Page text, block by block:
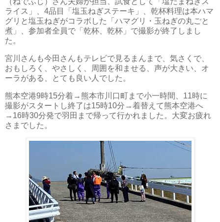
ライス」、4品目「塩玉ねぎステーキ」、乾杯料理は本ハマ
グリと塩玉ねぎがコラボした「ハマグリ・玉ねぎの丸ごと
煮」、参加者全員で「乾杯、乾杯」で撮影が終了しまし
た。
宮川さんも今田さんもテレビで見るまんまで、気さくで、
おもしろく、やさしく、周囲を和ませる、声が大きい、オ
ーラがある、とても良い人でした。
熊本空港9時15分着→熊本市川口町まで小一時間、11時に
撮影がスタートし終了は15時10分→着替えて熊本空港へ
→16時30分発で羽田まで帰って行かれました。大変お疲れ
さまでした。